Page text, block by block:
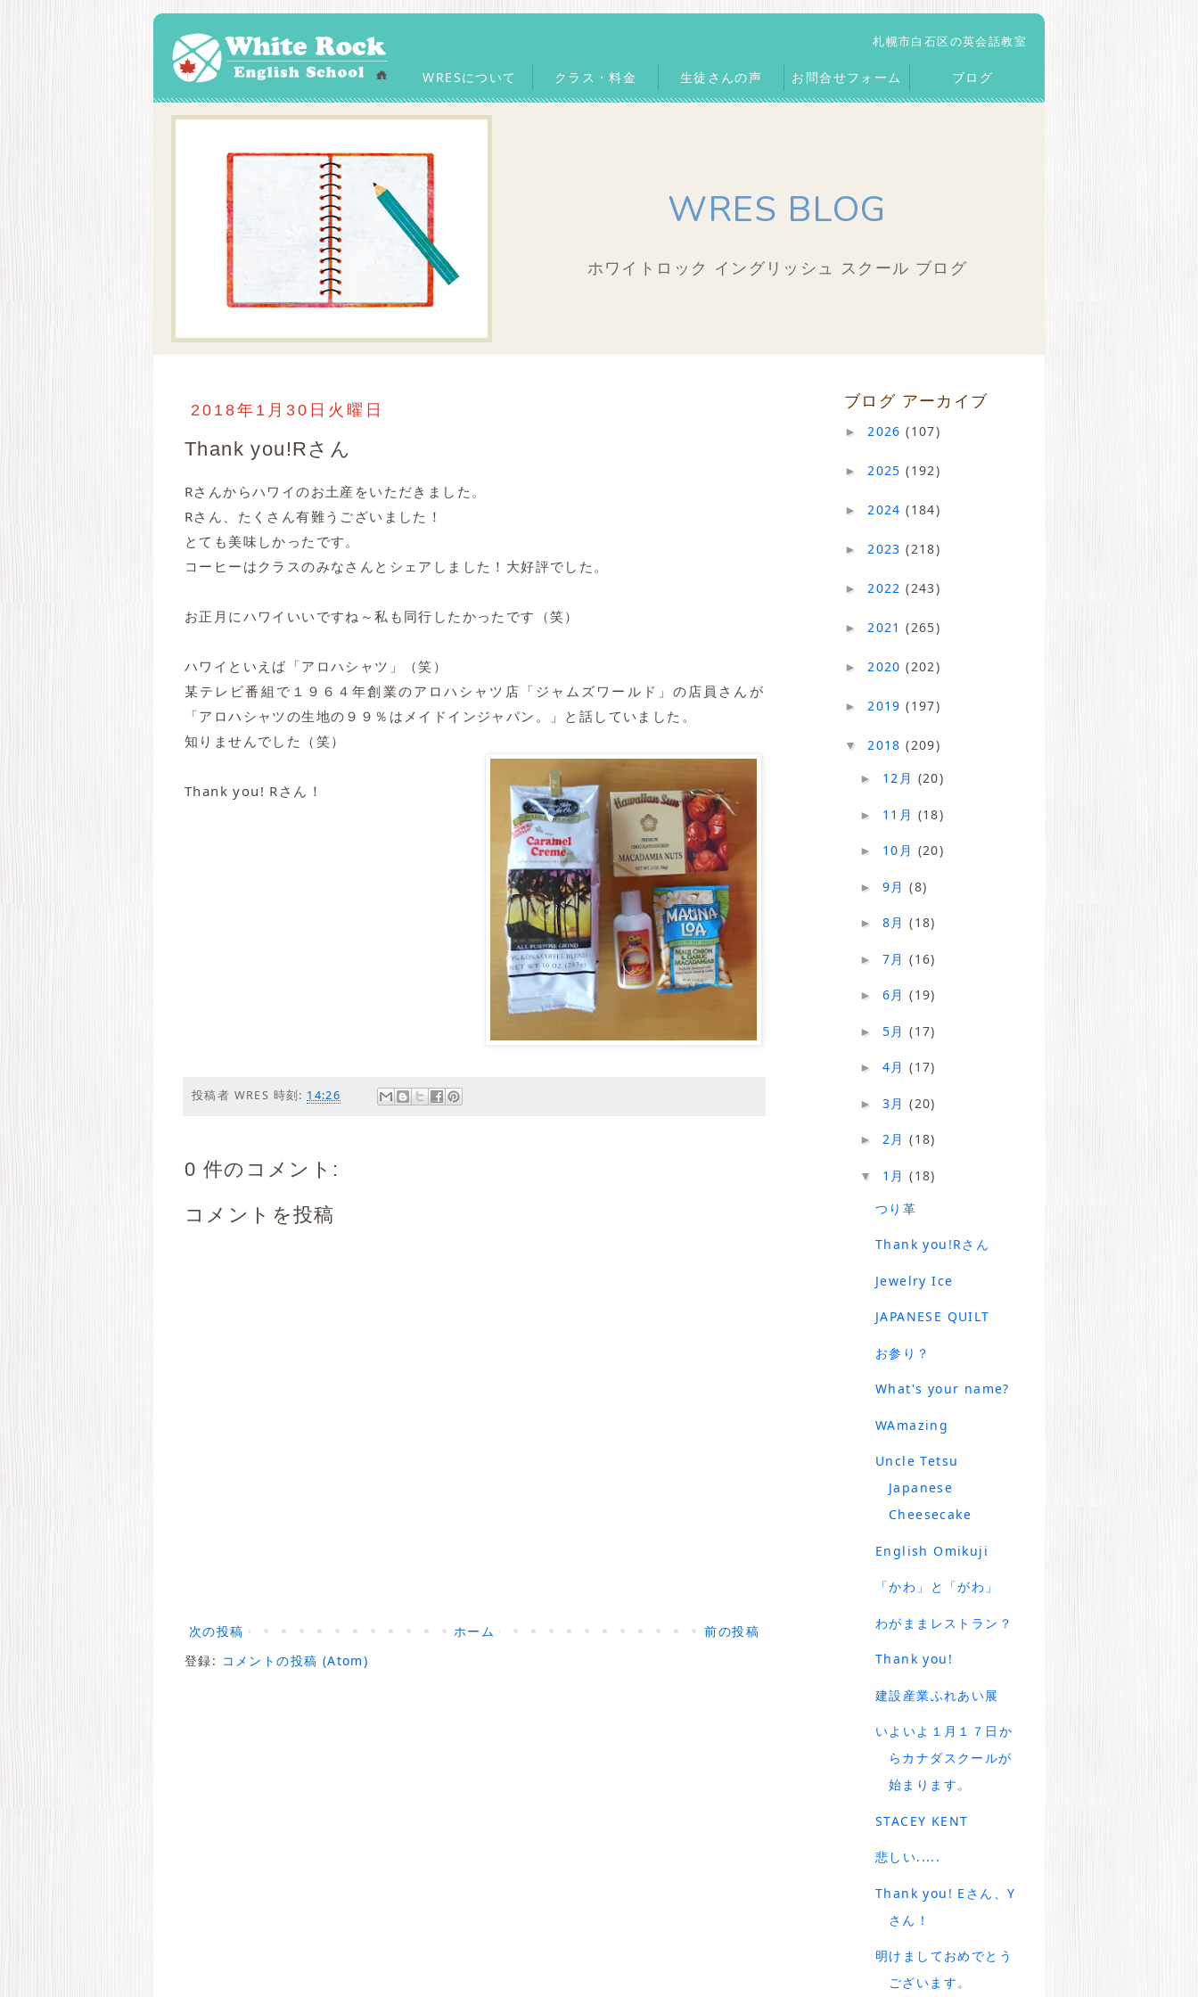
札幌市白石区の英会話教室
WRESについて クラス・料金 生徒さんの声 お問合せフォーム ブログ
WRES BLOG
ホワイトロック イングリッシュ スクール ブログ
2018年1月30日火曜日
Thank you!Rさん
Rさんからハワイのお土産をいただきました。
Rさん、たくさん有難うございました！
とても美味しかったです。
コーヒーはクラスのみなさんとシェアしました！大好評でした。
お正月にハワイいいですね～私も同行したかったです（笑）
ハワイといえば「アロハシャツ」（笑）
某テレビ番組で１９６４年創業のアロハシャツ店「ジャムズワールド」の店員さんが
「アロハシャツの生地の９９％はメイドインジャパン。」と話していました。
知りませんでした（笑）
Thank you! Rさん！
投稿者 WRES 時刻: 14:26
0 件のコメント:
コメントを投稿
次の投稿 前の投稿
ホーム
登録: コメントの投稿 (Atom)
ブログ アーカイブ
► 2026(107)
► 2025(192)
► 2024(184)
► 2023(218)
► 2022(243)
► 2021(265)
► 2020(202)
► 2019(197)
▼ 2018(209)
► 12月 (20)
► 11月 (18)
► 10月 (20)
► 9月(8)
► 8月(18)
► 7月(16)
► 6月(19)
► 5月(17)
► 4月(17)
► 3月(20)
► 2月(18)
▼ 1月(18)
つり革
Thank you!Rさん
Jewelry Ice
JAPANESE QUILT
お参り？
What's your name?
WAmazing
Uncle Tetsu
Japanese
Cheesecake
English Omikuji
「かわ」と「がわ」
わがままレストラン？
Thank you!
建設産業ふれあい展
いよいよ１月１７日か
らカナダスクールが
始まります。
STACEY KENT
悲しい.....
Thank you! Eさん、Y
さん！
明けましておめでとう
ございます。